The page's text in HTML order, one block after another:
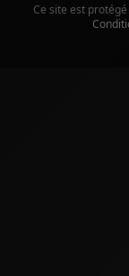
Ce site est